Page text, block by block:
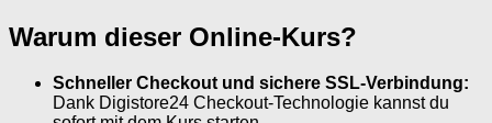
Warum dieser Online-Kurs?
Schneller Checkout und sichere SSL-Verbindung:
Dank Digistore24 Checkout-Technologie kannst du